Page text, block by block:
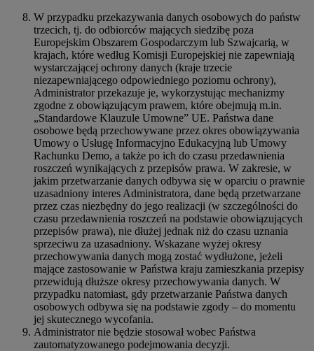
W przypadku przekazywania danych osobowych do państw
trzecich, tj. do odbiorców mających siedzibę poza
Europejskim Obszarem Gospodarczym lub Szwajcarią, w
krajach, które według Komisji Europejskiej nie zapewniają
wystarczającej ochrony danych (kraje trzecie
niezapewniającego odpowiedniego poziomu ochrony),
Administrator przekazuje je, wykorzystując mechanizmy
zgodne z obowiązującym prawem, które obejmują m.in.
„Standardowe Klauzule Umowne” UE. Państwa dane
osobowe będą przechowywane przez okres obowiązywania
Umowy o Usługę Informacyjno Edukacyjną lub Umowy
Rachunku Demo, a także po ich do czasu przedawnienia
roszczeń wynikających z przepisów prawa. W zakresie, w
jakim przetwarzanie danych odbywa się w oparciu o prawnie
uzasadniony interes Administratora, dane będą przetwarzane
przez czas niezbędny do jego realizacji (w szczególności do
czasu przedawnienia roszczeń na podstawie obowiązujących
przepisów prawa), nie dłużej jednak niż do czasu uznania
sprzeciwu za uzasadniony. Wskazane wyżej okresy
przechowywania danych mogą zostać wydłużone, jeżeli
mające zastosowanie w Państwa kraju zamieszkania przepisy
przewidują dłuższe okresy przechowywania danych. W
przypadku natomiast, gdy przetwarzanie Państwa danych
osobowych odbywa się na podstawie zgody – do momentu
jej skutecznego wycofania.
Administrator nie będzie stosował wobec Państwa
zautomatyzowanego podejmowania decyzji.